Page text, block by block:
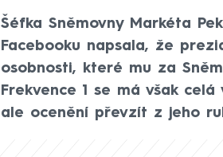
Šéfka Sněmovny Markéta
Facebooku napsala, že
osobnosti, které mu za
Frekvence 1 se má však
ale ocenění převzít z jeho